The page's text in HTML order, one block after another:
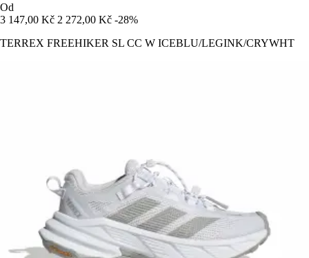
Od
3 147,00 Kč 2 272,00 Kč -28%
TERREX FREEHIKER SL CC W ICEBLU/LEGINK/CRYWHT